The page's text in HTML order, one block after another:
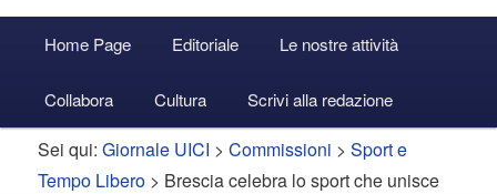
principale
Vai
al
contenuto
Vai
al
contenuto
Accedi
Home Page Editoriale Le nostre attività
Collabora Cultura Scrivi alla redazione
Sei qui:Giornale UICI >Commissioni >Sport e
Tempo Libero > Brescia celebra lo sport che unisce